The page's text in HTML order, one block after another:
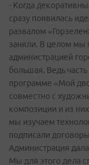
- Когда
сразу появилась
развалом
заняли. В целом мы
администрацией
большая. Ведь
программе «Мой
совместно с
композиции и из
мы изучаем
подписали
Администрация
Мы для этого дела